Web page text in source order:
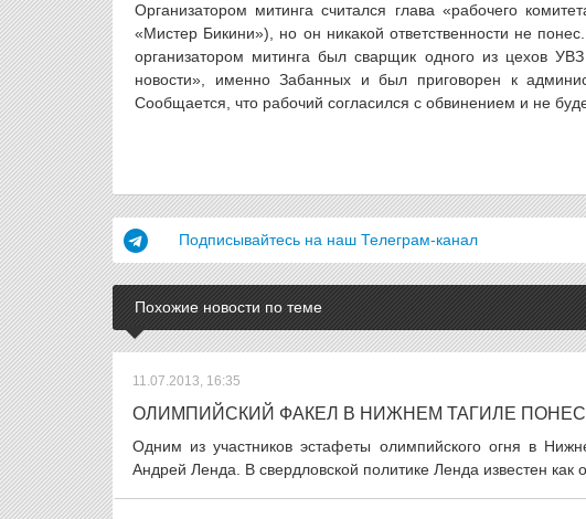
Организатором митинга считался глава «рабочего
«Мистер Бикини»), но он никакой ответственности не
организатором митинга был сварщик одного из цехов
новости», именно Забанных и был приговорен к
Сообщается, что рабочий согласился с обвинением и не
Подписывайтесь на наш Телеграм-канал
Похожие новости по теме
11.07.2013, 16:35
ОЛИМПИЙСКИЙ ФАКЕЛ В НИЖНЕМ ТАГИЛЕ
Одним из участников эстафеты олимпийского огня в
Андрей Ленда. В свердловской политике Ленда известен как